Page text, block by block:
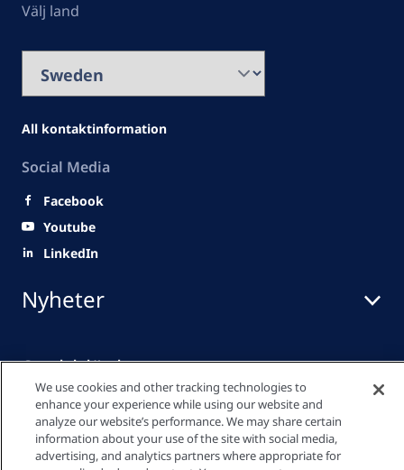
Nyheter
Snabblänkar
Mediacenter
Välj land
All kontaktinformation
Social Media
Facebook
Youtube
LinkedIn
We use cookies and other tracking technologies to
enhance your experience while using our website and
analyze our website’s performance. We may share certain
information about your use of the site with social media,
advertising, and analytics partners where appropriate for